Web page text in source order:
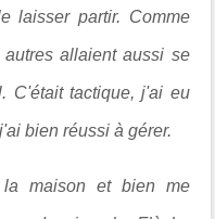
laisser partir. Comme
allaient aussi se
C'était tactique, j'ai eu
bien réussi à gérer.
maison et bien me